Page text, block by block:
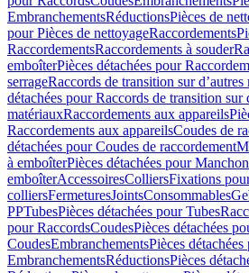
EmbranchementsRéductionsPièces de
pour Pièces de nettoyageRaccordements
RaccordementsRaccordements à souder
emboîterPièces détachées pour
serrageRaccords de transition sur d’autres
détachées pour Raccords de transition sur
matériauxRaccordements aux appareils
Raccordements aux appareilsCoudes de
détachées pour Coudes de raccordement
à emboîterPièces détachées pour
emboîterAccessoiresColliersFixations
colliersFermeturesJointsConsommables
PPTubesPièces détachées pour Tubes
pour RaccordsCoudesPièces détachées
CoudesEmbranchementsPièces détachées
EmbranchementsRéductionsPièces